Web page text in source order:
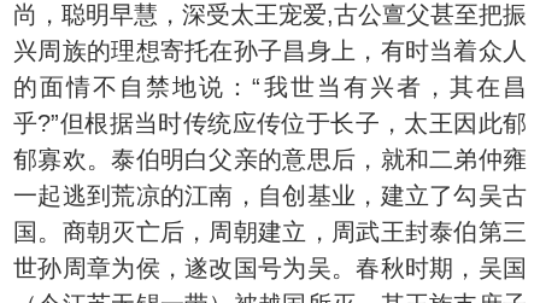
尚，聪明早慧，深受太王宠爱,古公亶父甚至把振
兴周族的理想寄托在孙子昌身上，有时当着众人
的面情不自禁地说：“我世当有兴者，其在昌
乎?”但根据当时传统应传位于长子，太王因此郁
郁寡欢。泰伯明白父亲的意思后，就和二弟仲雍
一起逃到荒凉的江南，自创基业，建立了勾吴古
国。商朝灭亡后，周朝建立，周武王封泰伯第三
世孙周章为侯，遂改国号为吴。春秋时期，吴国